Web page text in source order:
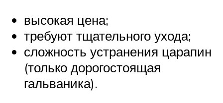
высокая цена;
требуют тщательного ухода;
сложность устранения царапин
(только дорогостоящая
гальваника).